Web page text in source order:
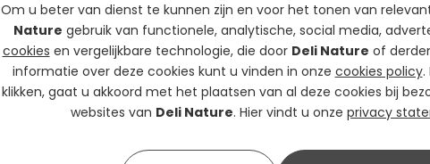
Om u beter van dienst te kunnen zijn en voor het tonen van
Nature gebruik van functionele, analytische, social media,
cookies en vergelijkbare technologie, die door Deli Nature of
informatie over deze cookies kunt u vinden in onze cookies policy.
klikken, gaat u akkoord met het plaatsen van al deze cookies bij
websites van Deli Nature. Hier vindt u onze privacy
Mengeling
sport seizoen.
Verrijkt met
Brengt uw
presteren tijdens